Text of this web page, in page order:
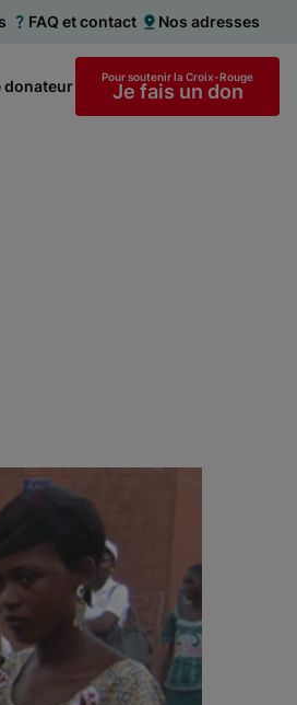
FAQ et contact Nos adresses
donateur Pour soutenir la Croix-Rouge
Je fais un don